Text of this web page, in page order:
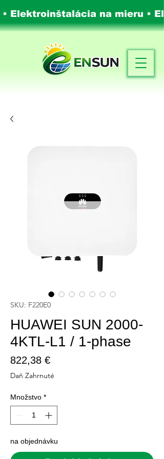
Elektroinštalácia na mieru •
SKU: F220E0
HUAWEI SUN 2000-
4KTL-L1 / 1-phase
822,38 €Price
Daň Zahrnuté
Množstvo *
na objednávku